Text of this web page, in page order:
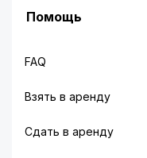
Помощь
FAQ
Взять в аренду
Сдать в аренду